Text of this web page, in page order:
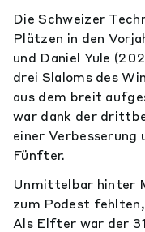
Die Schweizer
Plätzen in den
und Daniel Yule
drei Slaloms des
aus dem breit
war dank der
einer Verbesserung
Fünfter.
Unmittelbar hinter
zum Podest
Als Elfter war der